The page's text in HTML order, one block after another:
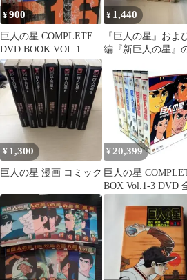
¥900
巨人の星 COMPLETE
DVD BOOK VOL.1
¥ 1,440
『巨人の星』およ
編『新巨人の星』
¥ 1,300
巨人の星 漫画 コミック
¥ 20,399
巨人の星
BOX Vol.1-3 DVD
セット